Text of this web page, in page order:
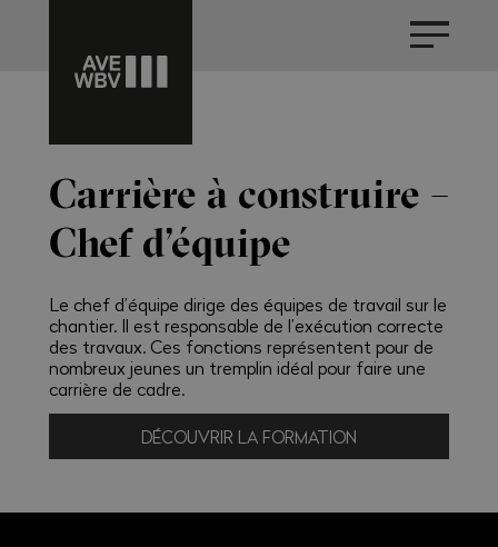
Carrière à construire –
Chef d’équipe
Le chef d’équipe dirige des équipes de travail sur le
chantier. Il est responsable de l’exécution correcte
des travaux. Ces fonctions représentent pour de
nombreux jeunes un tremplin idéal pour faire une
carrière de cadre.
DÉCOUVRIR LA FORMATION